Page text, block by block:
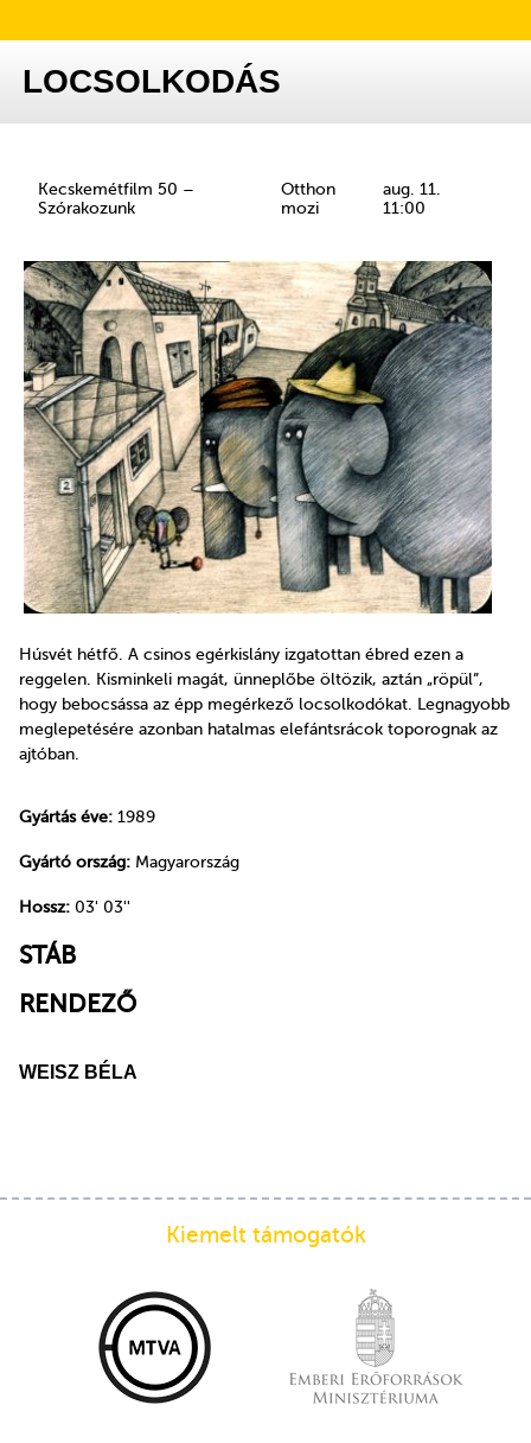
LOCSOLKODÁS
Kecskemétfilm 50 –
Szórakozunk
Otthon
mozi
aug. 11.
11:00
Húsvét hétfő. A csinos egérkislány izgatottan ébred ezen a
reggelen. Kisminkeli magát, ünneplőbe öltözik, aztán „röpül”,
hogy bebocsássa az épp megérkező locsolkodókat. Legnagyobb
meglepetésére azonban hatalmas elefántsrácok toporognak az
ajtóban.
Gyártás éve: 1989
Gyártó ország: Magyarország
Hossz: 03' 03''
STÁB
RENDEZŐ
WEISZ BÉLA
Kiemelt támogatók